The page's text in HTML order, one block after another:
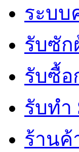
ระบบ
รับซัก
รับซื้อ
รับทำ
ร้านค้